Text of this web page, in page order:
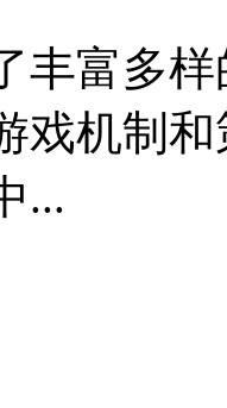
丰富多
戏机制
...